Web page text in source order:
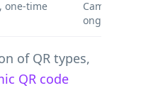
one-time
Campaigns
ongoing
of QR types,
QR code